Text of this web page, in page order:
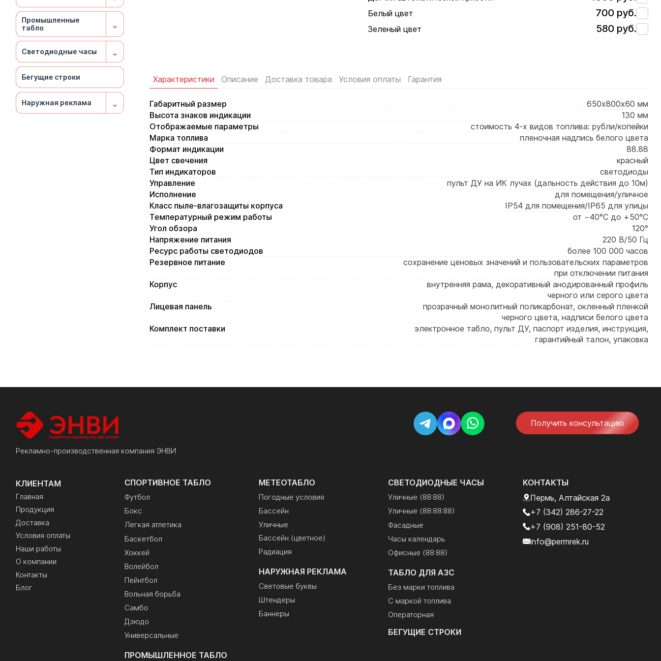
Бегущие строки
⌄
Бегущие строки
⌄
Бегущие строки
⌄
Бегущие строки
⌄
Бегущие строки
⌄
Бегущие строки
⌄
Бегущие строки
⌄
Бегущие строки
⌄
Бегущие строки
⌄
Бегущие строки
⌄
Бегущие строки
⌄
Характеристики Описание Доставка товара Условия оплаты Гарантия
Габаритный размер
650х800х60 мм
Высота знаков индикации
130 мм
Отображаемые параметры
стоимость 4-х видов топлива: рубли/копейки
Марка топлива
пленочная надпись белого цвета
Формат индикации
88.88
Цвет свечения
красный
Тип индикаторов
светодиоды
Управление
пульт ДУ на ИК лучах (дальность действия до 10м)
Исполнение
для помещения/уличное
Класс пыле-влагозащиты корпуса
IP54 для помещения/IP65 для улицы
Температурный режим работы
от −40°C до +50°C
Угол обзора
120°
Напряжение питания
220 В/50 Гц
Ресурс работы светодиодов
более 100 000 часов
Резервное питание
сохранение ценовых значений и пользовательских параметров
при отключении питания
Корпус
внутренняя рама, декоративный анодированный профиль
черного или серого цвета
Лицевая панель
прозрачный монолитный поликарбонат, окленный пленкой
черного цвета, надписи белого цвета
Комплект поставки
электронное табло, пульт ДУ, паспорт изделия, инструкция,
гарантийный талон, упаковка
Белый цвет 700 руб.
Зеленый цвет 580 руб.
Рекламно-производственная компания ЭНВИ
Получить консультацию
КЛИЕНТАМ
Главная
Продукция
Доставка
Условия оплаты
Наши работы
О компании
Контакты
Блог
СПОРТИВНОЕ ТАБЛО
Футбол
Бокс
Легкая атлетика
Баскетбол
Хоккей
Волейбол
Пейнтбол
Вольная борьба
Самбо
Дзюдо
Универсальные
ПРОМЫШЛЕННОЕ ТАБЛО
МЕТЕОТАБЛО
Погодные условия
Бассейн
Уличные
Бассейн (цветное)
Радиация
НАРУЖНАЯ РЕКЛАМА
Световые буквы
Штендеры
Баннеры
СВЕТОДИОДНЫЕ ЧАСЫ
Уличные (88:88)
Уличные (88:88:88)
Фасадные
Часы календарь
Офисные (88:88)
ТАБЛО ДЛЯ АЗС
Без марки топлива
С маркой топлива
Операторная
БЕГУЩИЕ СТРОКИ
КОНТАКТЫ
Пермь, Алтайская 2а
+7 (342) 286-27-22
+7 (908) 251-80-52
info@permrek.ru